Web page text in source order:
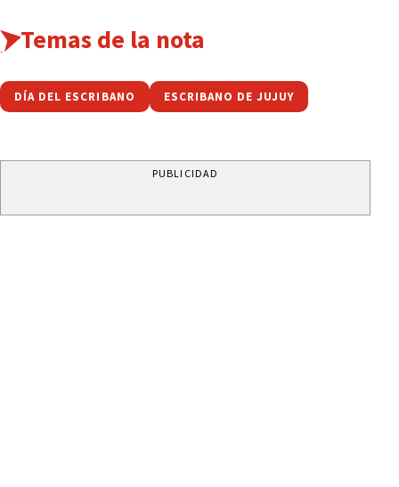
Temas de la nota
DÍA DEL ESCRIBANO ESCRIBANO DE JUJUY
PUBLICIDAD